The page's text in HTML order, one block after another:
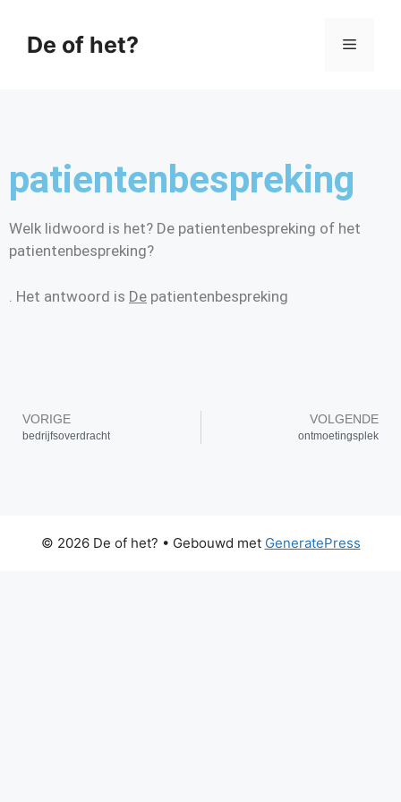
De of het?
patientenbespreking
Welk lidwoord is het? De patientenbespreking of het
patientenbespreking?
. Het antwoord is De patientenbespreking
VORIGE
bedrijfsoverdracht
VOLGENDE
ontmoetingsplek
© 2026 De of het? • Gebouwd met GeneratePress